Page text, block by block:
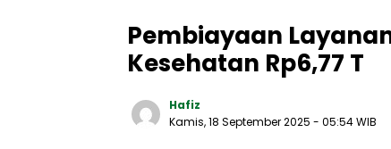
Pembiayaan
Kesehatan Rp6,77 T
Hafiz
Kamis, 18 September 2025 - 05:54 WIB